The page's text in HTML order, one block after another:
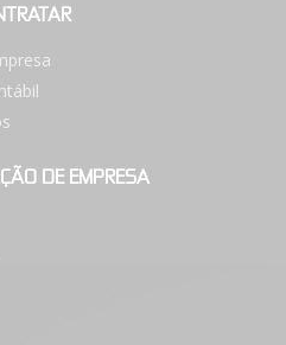
DE EMPRESA